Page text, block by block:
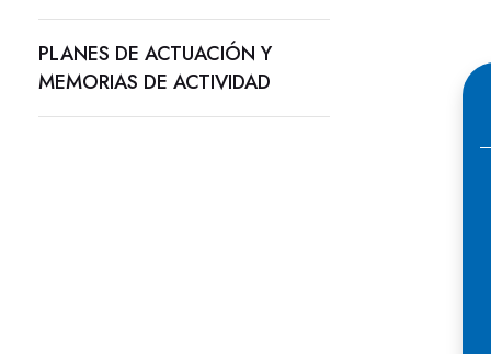
PLANES DE ACTUACIÓN Y
MEMORIAS DE ACTIVIDAD